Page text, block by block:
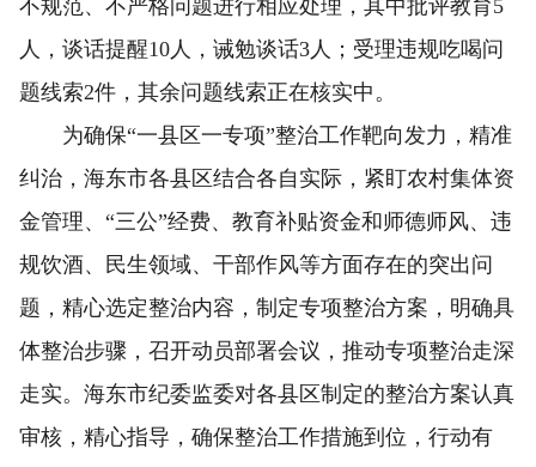
不规范、不严格问题进行相应处理，其中批评教育5
人，谈话提醒10人，诫勉谈话3人；受理违规吃喝问
题线索2件，其余问题线索正在核实中。
为确保“一县区一专项”整治工作靶向发力，精准
纠治，海东市各县区结合各自实际，紧盯农村集体资
金管理、“三公”经费、教育补贴资金和师德师风、违
规饮酒、民生领域、干部作风等方面存在的突出问
题，精心选定整治内容，制定专项整治方案，明确具
体整治步骤，召开动员部署会议，推动专项整治走深
走实。海东市纪委监委对各县区制定的整治方案认真
审核，精心指导，确保整治工作措施到位，行动有